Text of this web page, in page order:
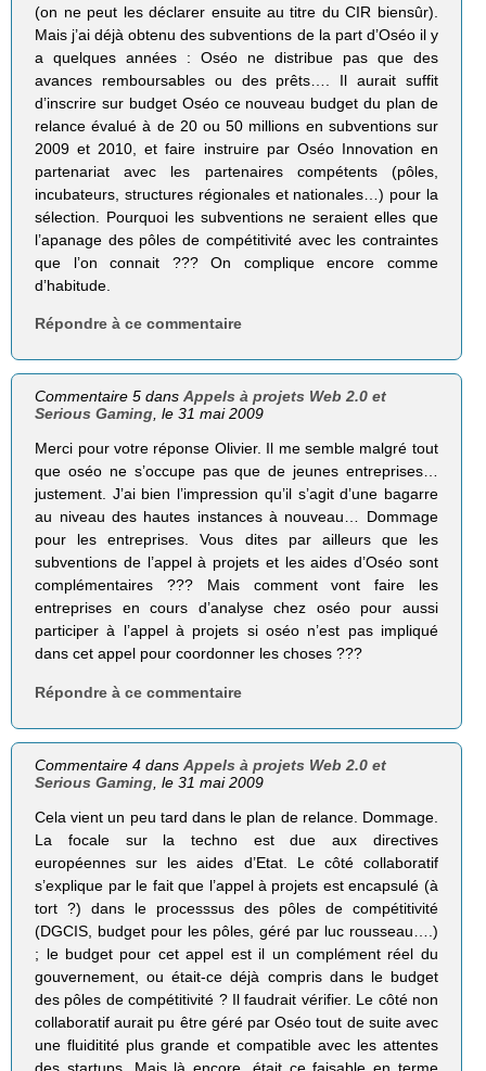
(on ne peut les déclarer ensuite au titre du CIR biensûr).
Mais j’ai déjà obtenu des subventions de la part d’Oséo il y
a quelques années : Oséo ne distribue pas que des
avances remboursables ou des prêts…. Il aurait suffit
d’inscrire sur budget Oséo ce nouveau budget du plan de
relance évalué à de 20 ou 50 millions en subventions sur
2009 et 2010, et faire instruire par Oséo Innovation en
partenariat avec les partenaires compétents (pôles,
incubateurs, structures régionales et nationales…) pour la
sélection. Pourquoi les subventions ne seraient elles que
l’apanage des pôles de compétitivité avec les contraintes
que l’on connait ??? On complique encore comme
d’habitude.
Répondre à ce commentaire
Commentaire 5 dansAppels à projets Web 2.0 et
Serious Gaming, le 31 mai 2009
Merci pour votre réponse Olivier. Il me semble malgré tout
que oséo ne s’occupe pas que de jeunes entreprises…
justement. J’ai bien l’impression qu’il s’agit d’une bagarre
au niveau des hautes instances à nouveau… Dommage
pour les entreprises. Vous dites par ailleurs que les
subventions de l’appel à projets et les aides d’Oséo sont
complémentaires ??? Mais comment vont faire les
entreprises en cours d’analyse chez oséo pour aussi
participer à l’appel à projets si oséo n’est pas impliqué
dans cet appel pour coordonner les choses ???
Répondre à ce commentaire
Commentaire 4 dansAppels à projets Web 2.0 et
Serious Gaming , le 31 mai 2009
Cela vient un peu tard dans le plan de relance. Dommage.
La focale sur la techno est due aux directives
européennes sur les aides d’Etat. Le côté collaboratif
s’explique par le fait que l’appel à projets est encapsulé (à
tort ?) dans le processsus des pôles de compétitivité
(DGCIS, budget pour les pôles, géré par luc rousseau….)
; le budget pour cet appel est il un complément réel du
gouvernement, ou était-ce déjà compris dans le budget
des pôles de compétitivité ? Il faudrait vérifier. Le côté non
collaboratif aurait pu être géré par Oséo tout de suite avec
une fluiditité plus grande et compatible avec les attentes
des startups. Mais là encore, était ce faisable en terme